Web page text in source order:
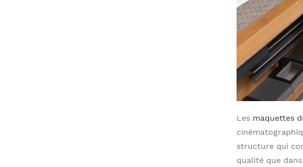
Les maquettes
structure qui
qualité que dans